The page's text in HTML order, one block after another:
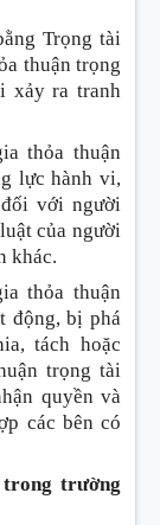
Trọng tài
thuận trọng
xảy ra tranh
thỏa thuận
lực hành vi,
với người
của người
khác.
thỏa thuận
động, bị phá
tách hoặc
trọng tài
quyền và
các bên có
trường